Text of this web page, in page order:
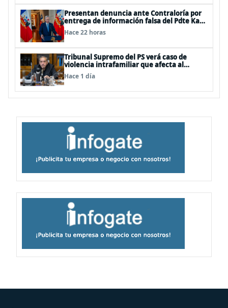
Presentan denuncia ante Contraloría por
entrega de información falsa del Pdte Kast
en cadena nacional
Hace 22 horas
Tribunal Supremo del PS verá caso de
violencia intrafamiliar que afecta al
senador Fidel Espinoza
Hace 1 día